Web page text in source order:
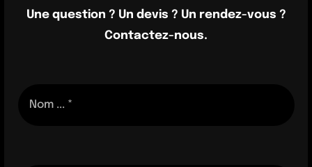
Une question ? Un devis ? Un rendez-vous ?
Contactez-nous.